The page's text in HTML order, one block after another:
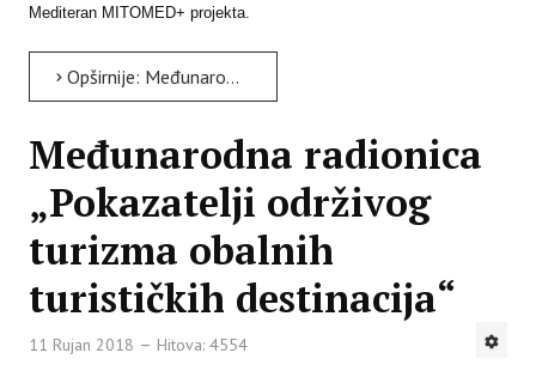
Mediteran MITOMED+ projekta.
Opširnije: Međunarodna konferencija „10th OTIE International Conference on Islands Tourism – ICIT 2018“ u...
Međunarodna radionica
„Pokazatelji održivog
turizma obalnih
turističkih destinacija“
11 Rujan 2018 Hitova: 4554